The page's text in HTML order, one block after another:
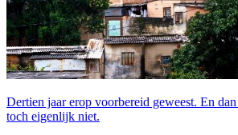
Dertien jaar erop voorbereid geweest. En
toch eigenlijk niet.